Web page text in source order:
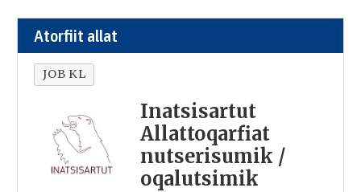
Atorfiit allat
JOB KL
Inatsisartut
Allattoqarfiat
nutserisumik /
oqalutsimik